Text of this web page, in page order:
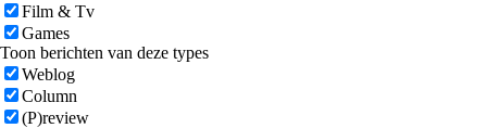
Film & Tv
Games
Toon berichten van deze types
Weblog
Column
(P)review